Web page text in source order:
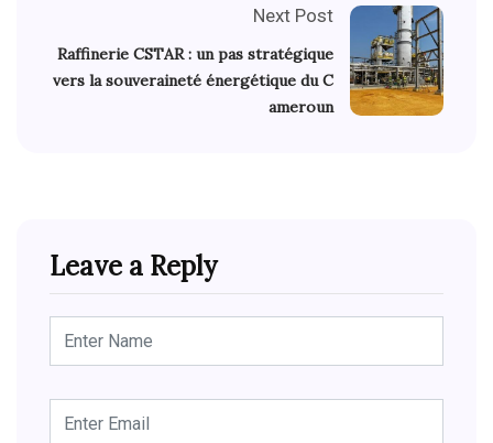
Next Post
Raffinerie CSTAR : un pas stratégique
vers la souveraineté énergétique du C
ameroun
Leave a Reply